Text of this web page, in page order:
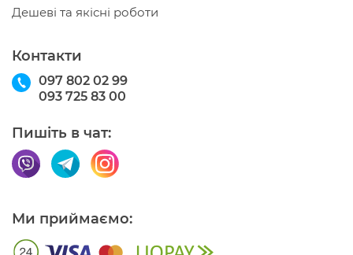
Дешеві та якісні роботи
Контакти
097 802 02 99
093 725 83 00
Пишіть в чат:
Ми приймаємо: